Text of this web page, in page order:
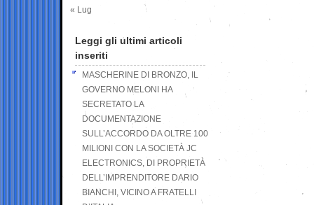
« Lug
Leggi gli ultimi articoli
inseriti
MASCHERINE DI BRONZO, IL
GOVERNO MELONI HA
SECRETATO LA
DOCUMENTAZIONE
SULL’ACCORDO DA OLTRE 100
MILIONI CON LA SOCIETÀ JC
ELECTRONICS, DI PROPRIETÀ
DELL’IMPRENDITORE DARIO
BIANCHI, VICINO A FRATELLI